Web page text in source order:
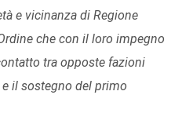
e vicinanza di Regione
che con il loro impegno
tra opposte fazioni
e il sostegno del primo